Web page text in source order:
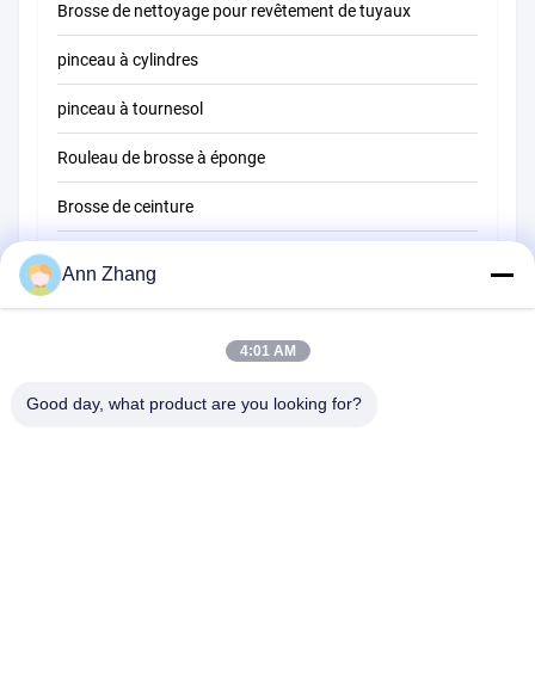
Brosse à nettoyer à la paille
Brosse de nettoyage pour revêtement de tuyaux
pinceau à cylindres
pinceau à tournesol
Rouleau de brosse à éponge
Brosse de ceinture
Brosse de balayeuse
Brosse à bout de fil
Ann Zhang
4:01 AM
Good day, what product are you looking for?